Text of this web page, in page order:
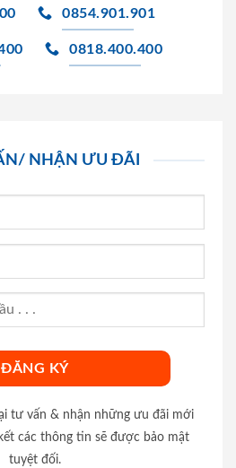
0854.901.901
0818.400.400
NHẬN ƯU ĐÃI
tư vấn & nhận những ưu đãi mới
các thông tin sẽ được bảo mật
tuyệt đối.